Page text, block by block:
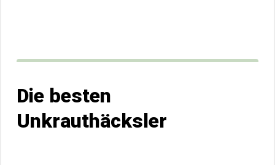
Die besten
Unkrauthäcksler